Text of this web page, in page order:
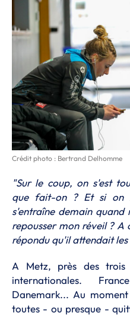
Crédit photo : Bertrand Delhomme
"Sur le coup, on s'est
que fait-on ? Et si on
s'entraîne demain
repousser mon réveil ?
répondu qu'il attendait
A Metz, près des trois
internationales.
Danemark... Au
toutes - ou presque -